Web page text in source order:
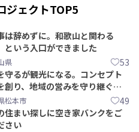
ジェクトTOP5
は辞めずに。和歌山と関わる
という入口ができました
県 53
守るが観光になる。コンセプト
創り、地域の営みを守り継ぐ仲
ませんか？
松本市 49
住まい探しに空き家バンクをご
さい